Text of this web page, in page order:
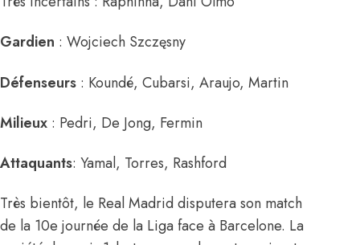
Gardien : Wojciech Szczęsny
Défenseurs : Koundé, Cubarsi, Araujo, Martin
Milieux : Pedri, De Jong, Fermin
Attaquants: Yamal, Torres, Rashford
Très bientôt, le Real Madrid disputera son match
de la 10e journée de la Liga face à Barcelone. La